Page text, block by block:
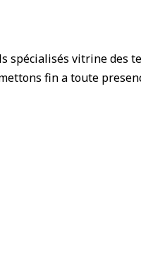
spécialisés vitrine des